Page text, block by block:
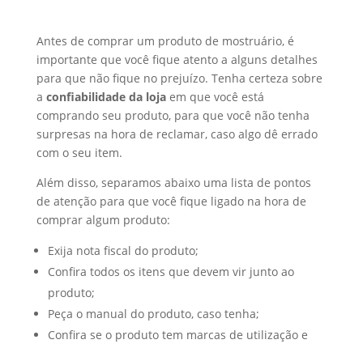
Antes de comprar um produto de mostruário, é
importante que você fique atento a alguns detalhes
para que não fique no prejuízo. Tenha certeza sobre
a confiabilidade da lojaem que você está
comprando seu produto, para que você não tenha
surpresas na hora de reclamar, caso algo dê errado
com o seu item.
Além disso, separamos abaixo uma lista de pontos
de atenção para que você fique ligado na hora de
comprar algum produto:
Exija nota fiscal do produto;
Confira todos os itens que devem vir junto ao
produto;
Peça o manual do produto, caso tenha;
Confira se o produto tem marcas de utilização e